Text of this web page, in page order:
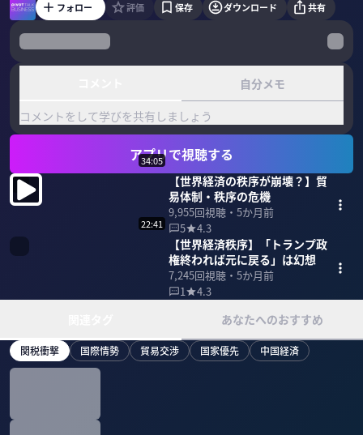
フォロー 評価 保存 ダウンロード 共有
自分メモ
コメントをして学びを共有しましょう
アプリで視聴する
34:05
【世界経済の秩序が崩壊？】貿
易体制・秩序の危機
9,955回視聴・ 5か月前
5
4.3
22:41
【世界経済秩序】「トランプ政
権終われば元に戻る」は幻想
7,245回視聴・ 5か月前
1
4.3
あなたへのおすすめ
関税衝撃 国際情勢 貿易交渉 国家優先 中国経済